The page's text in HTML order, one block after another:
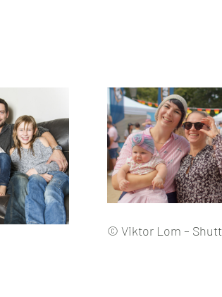
© Viktor Lom –